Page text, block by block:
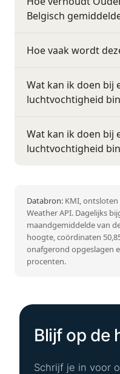
Belgisch
Hoe vaak wordt
Wat kan ik doen bij
luchtvochtigheid
Wat kan ik doen bij
luchtvochtigheid
Databron: KMI,
Weather API. Dagelijks
maandgemiddelde van
hoogte, coördinaten
onafgerond opgeslagen
procenten.
Blijf op de
Schrijf je in voor